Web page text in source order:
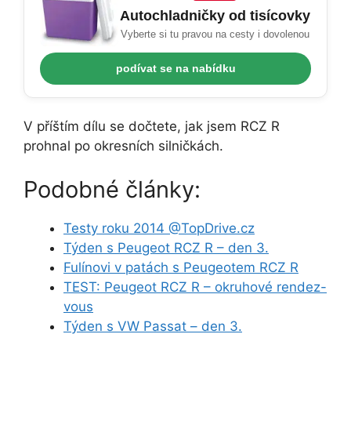
Autochladničky od tisícovky
Vyberte si tu pravou na cesty i dovolenou
podívat se na nabídku
V příštím dílu se dočtete, jak jsem RCZ R
prohnal po okresních silničkách.
Podobné články:
Testy roku 2014 @TopDrive.cz
Týden s Peugeot RCZ R – den 3.
Fulínovi v patách s Peugeotem RCZ R
TEST: Peugeot RCZ R – okruhové rendez-
vous
Týden s VW Passat – den 3.